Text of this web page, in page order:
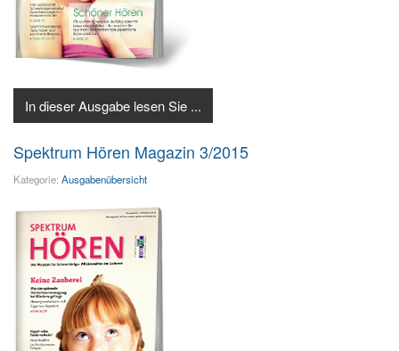
In dieser Ausgabe lesen Sie ...
Spektrum Hören Magazin 3/2015
Kategorie: Ausgabenübersicht